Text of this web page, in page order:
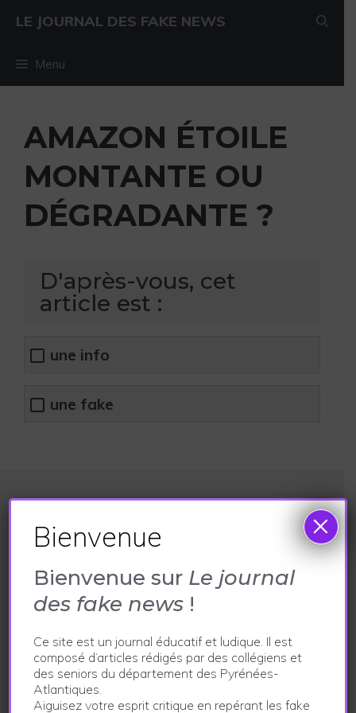
LE JOURNAL DES FAKE NEWS
Menu
AMAZON ÉTOILE
MONTANTE OU
DÉGRADANTE ?
D'après-vous, cet
article est :
une info
une fake
Articles récents
Un poisson clown trouvé dans le port de Saint-
Jean-de-Luz !
29 avril 2024
Découverte inattendue sur les premières Fêtes de
Bayonne
Bienvenue
Bienvenue sur Le journal
des fake news !
Ce site est un journal éducatif et ludique. Il est
composé d’articles rédigés par des collégiens et
des seniors du département des Pyrénées-
Atlantiques.
Aiguisez votre esprit critique en repérant les fake
×